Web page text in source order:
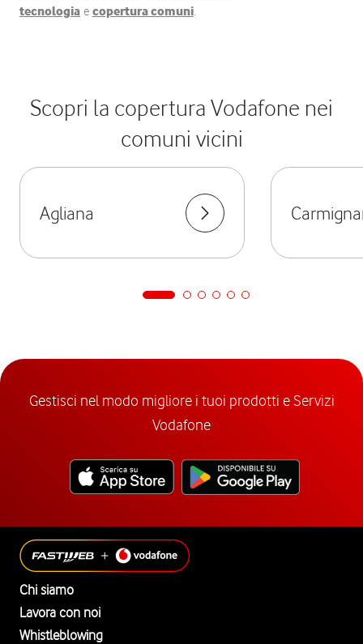
tecnologia e copertura comuni.
Scopri la copertura Vodafone nei
comuni vicini
Agliana
Gestisci nel modo migliore i tuoi prodotti e Servizi
Vodafone
Chi siamo
Lavora con noi
Whistleblowing